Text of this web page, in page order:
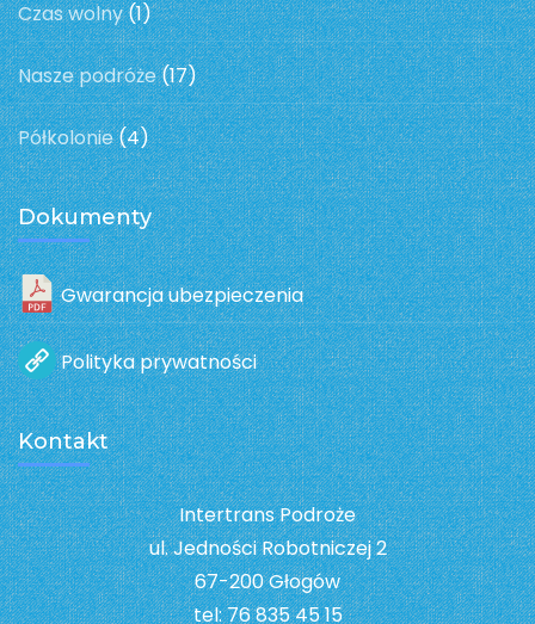
Czas wolny(1)
Nasze podróże(17)
Półkolonie(4)
Dokumenty
Gwarancja ubezpieczenia
Polityka prywatności
Kontakt
Intertrans Podroże
ul. Jedności Robotniczej 2
67-200 Głogów
tel: 76 835 45 15